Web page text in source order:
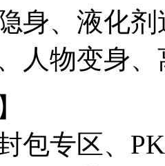
身、液化
人物变身
包专区、